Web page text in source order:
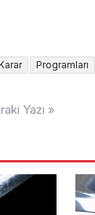
Programları
Yazı »